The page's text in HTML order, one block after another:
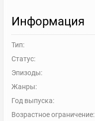
Информация
Тип:
Статус:
Эпизоды:
Жанры:
Год выпуска:
Возрастное ограничение: